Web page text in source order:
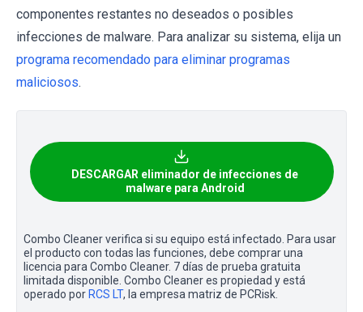
componentes restantes no deseados o posibles
infecciones de malware. Para analizar su sistema, elija un
programa recomendado para eliminar programas
maliciosos.
DESCARGAR eliminador de infecciones de
malware para Android
Combo Cleaner verifica si su equipo está infectado. Para usar
el producto con todas las funciones, debe comprar una
licencia para Combo Cleaner. 7 días de prueba gratuita
limitada disponible. Combo Cleaner es propiedad y está
operado por RCS LT, la empresa matriz de PCRisk.